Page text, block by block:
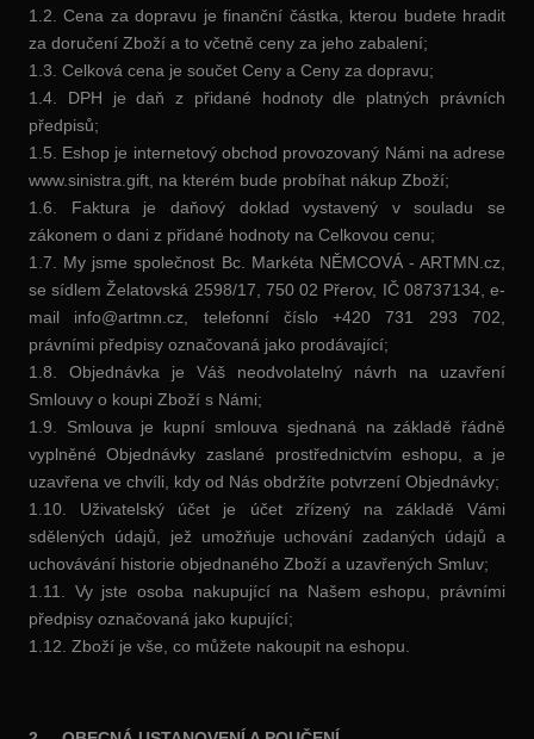
1.2. Cena za dopravu je finanční částka, kterou budete hradit
za doručení Zboží a to včetně ceny za jeho zabalení;
1.3. Celková cena je součet Ceny a Ceny za dopravu;
1.4. DPH je daň z přidané hodnoty dle platných právních
předpisů;
1.5. Eshop je internetový obchod provozovaný Námi na adrese
www.sinistra.gift, na kterém bude probíhat nákup Zboží;
1.6. Faktura je daňový doklad vystavený v souladu se
zákonem o dani z přidané hodnoty na Celkovou cenu;
1.7. My jsme společnost Bc. Markéta NĚMCOVÁ - ARTMN.cz,
se sídlem Želatovská 2598/17, 750 02 Přerov, IČ 08737134, e-
mail info@artmn.cz, telefonní číslo +420 731 293 702,
právními předpisy označovaná jako prodávající;
1.8. Objednávka je Váš neodvolatelný návrh na uzavření
Smlouvy o koupi Zboží s Námi;
1.9. Smlouva je kupní smlouva sjednaná na základě řádně
vyplněné Objednávky zaslané prostřednictvím eshopu, a je
uzavřena ve chvíli, kdy od Nás obdržíte potvrzení Objednávky;
1.10. Uživatelský účet je účet zřízený na základě Vámi
sdělených údajů, jež umožňuje uchování zadaných údajů a
uchovávání historie objednaného Zboží a uzavřených Smluv;
1.11. Vy jste osoba nakupující na Našem eshopu, právními
předpisy označovaná jako kupující;
1.12. Zboží je vše, co můžete nakoupit na eshopu.